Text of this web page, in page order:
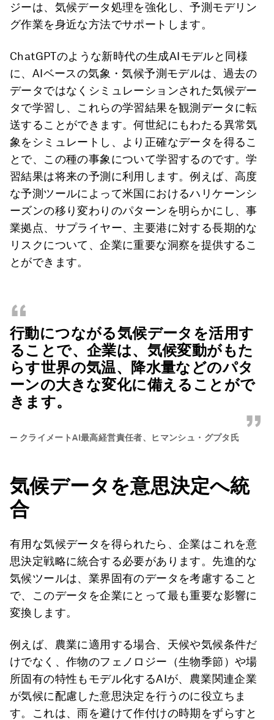
ジーは、気候データ処理を強化し、予測モデリン
グ作業を身近な方法でサポートします。
ChatGPTのような新時代の生成AIモデルと同様
に、AIベースの気象・気候予測モデルは、過去の
データではなくシミュレーションされた気候デー
タで学習し、これらの学習結果を観測データに転
送することができます。何世紀にもわたる異常気
象をシミュレートし、より正確なデータを得るこ
とで、この種の事象について学習するのです。学
習結果は将来の予測に利用します。例えば、高度
な予測ツールによって米国におけるハリケーンシ
ーズンの移り変わりのパターンを明らかにし、事
業拠点、サプライヤー、主要港に対する長期的な
リスクについて、企業に重要な洞察を提供するこ
とができます。
“
行動につながる気候データを活用す
ることで、企業は、気候変動がもた
らす世界の気温、降水量などのパタ
ーンの大きな変化に備えることがで
きます。
”
— クライメートAI最高経営責任者、ヒマンシュ・グプタ氏
気候データを意思決定へ統
合
有用な気候データを得られたら、企業はこれを意
思決定戦略に統合する必要があります。先進的な
気候ツールは、業界固有のデータを考慮すること
で、このデータを企業にとって最も重要な影響に
変換します。
例えば、農業に適用する場合、天候や気候条件だ
けでなく、作物のフェノロジー（生物季節）や場
所固有の特性もモデル化するAIが、農業関連企業
が気候に配慮した意思決定を行うのに役立ちま
す。これは、雨を避けて作付けの時期をずらすと